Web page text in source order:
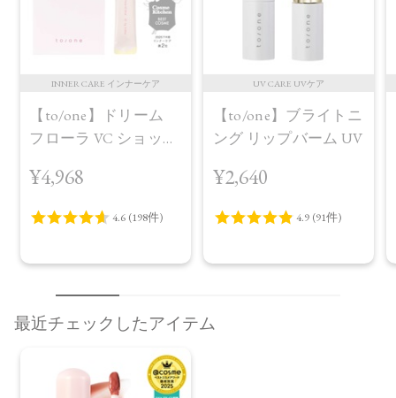
INNER CARE インナーケア
【to/one】ドリーム
フローラ VC ショット
¥4,968
UV CARE UVケア
【to/one】ブライトニ
ング リップバーム UV
¥2,640
最近チェックしたアイテム